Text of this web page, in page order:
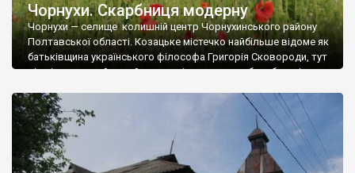
Чорнухи. Скарбниця модерну
Чорнухи — селище колишній центр Чорнухинського району
Полтавської області. Козацьке містечко найбільше відоме як
батьківщина українського філософа Григорія Сковороди, тут
діє літературний музей з меморіальною садибою батьків
походження топоніму «Чорнухи», крім декількох народних
легенд, в тому числі і тієї, що апелює до козака-
першопоселенця на ім’я Чорнуха, висуваються 3 версії: […]